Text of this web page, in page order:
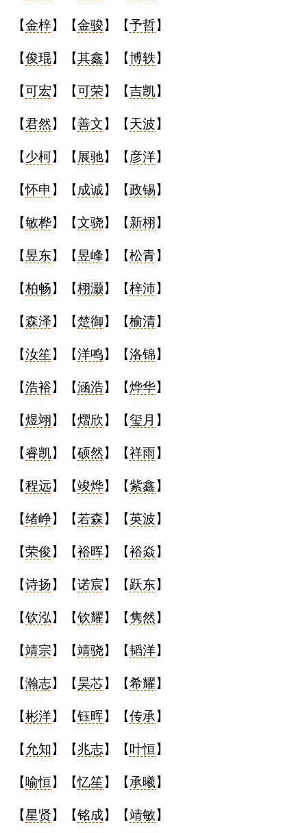
【金梓】【金骏】【予哲】
【俊琨】【其鑫】【博轶】
【可宏】【可荣】【吉凯】
【君然】【善文】【天波】
【少柯】【 展驰】【 彦洋】
【怀申 】【 成诚】【政锡】
【敏桦】【文骁】【新栩 】
【昱东】【昱峰】【松青】
【柏畅】【栩灏】【梓沛】
【森泽】【楚御】【榆清】
【汝笙】【洋鸣】【洛锦】
【浩裕】【涵浩】【烨华】
【煜翊】【熠欣】【玺月 】
【睿凯】【硕然】【祥雨】
【程远】【竣烨】【紫鑫】
【绪峥】【若森】【英波】
【荣俊 】【裕晖】【裕焱】
【诗扬】【诺宸】【跃东】
【钦泓】【钦耀】【隽然】
【靖宗】【靖骁】【韬洋】
【瀚志】【昊芯】【希耀】
【彬洋】【钰晖】【传承】
【 允知】【兆志】【 叶恒】
【喻恒】【忆笙】【承曦】
【星贤】【铭成】【靖敏】